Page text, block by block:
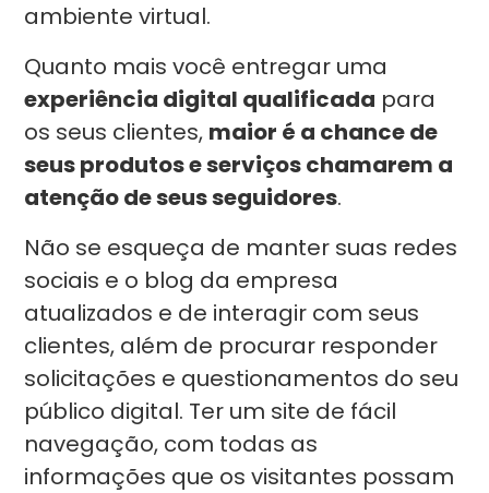
ambiente virtual.
Quanto mais você entregar uma
experiência digital qualificada para
os seus clientes, maior é a chance de
seus produtos e serviços chamarem a
atenção de seus seguidores.
Não se esqueça de manter suas redes
sociais e o blog da empresa
atualizados e de interagir com seus
clientes, além de procurar responder
solicitações e questionamentos do seu
público digital. Ter um site de fácil
navegação, com todas as
informações que os visitantes possam